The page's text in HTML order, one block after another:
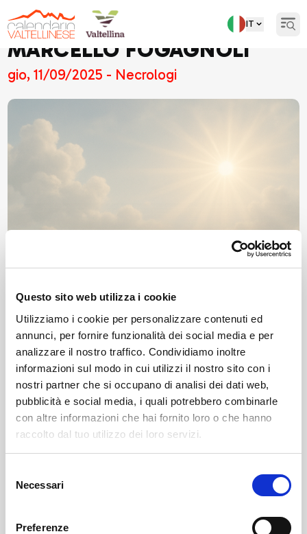
Questo sito web utilizza i cookie
Utilizziamo i cookie per personalizzare contenuti ed
annunci, per fornire funzionalità dei social media e per
analizzare il nostro traffico. Condividiamo inoltre
informazioni sul modo in cui utilizzi il nostro sito con i
nostri partner che si occupano di analisi dei dati web,
pubblicità e social media, i quali potrebbero combinarle
con altre informazioni che hai fornito loro o che hanno
raccolto dal tuo utilizzo dei loro servizi.
delNecessari
Preferenze
IT
MARCELLO FOGAGNOLI
gio, 11/09/2025 - Necrologi
Leggi qui il necrologio:
fogagnoli/
Sondrio Necrologi